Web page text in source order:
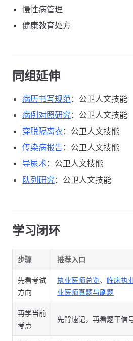
慢性病管理
健康教育处方
同组延伸
病历书写规范：公卫人文技能
病例对照研究：公卫人文技能
穿脱隔离衣 ：公卫人文技能
传染病报告 ：公卫人文技能
导尿术：公卫人文技能
队列研究：公卫人文技能
学习闭环
步骤 推荐入口
先看考试
方向
执业医师总览、 临床执
业医师真题与刷题
再学当前
考点
先背速记，再看题干信